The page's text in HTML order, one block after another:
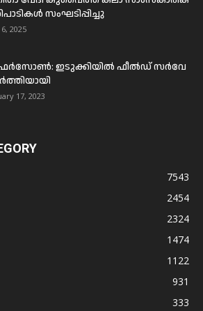
സംഘടിപ്പിച്ചു
6, 2025
ഇടുക്കിയില്‍ ഫീല്‍ഡ് സര്‍വേ
17, 2023
7543
2454
2324
1474
1122
931
333